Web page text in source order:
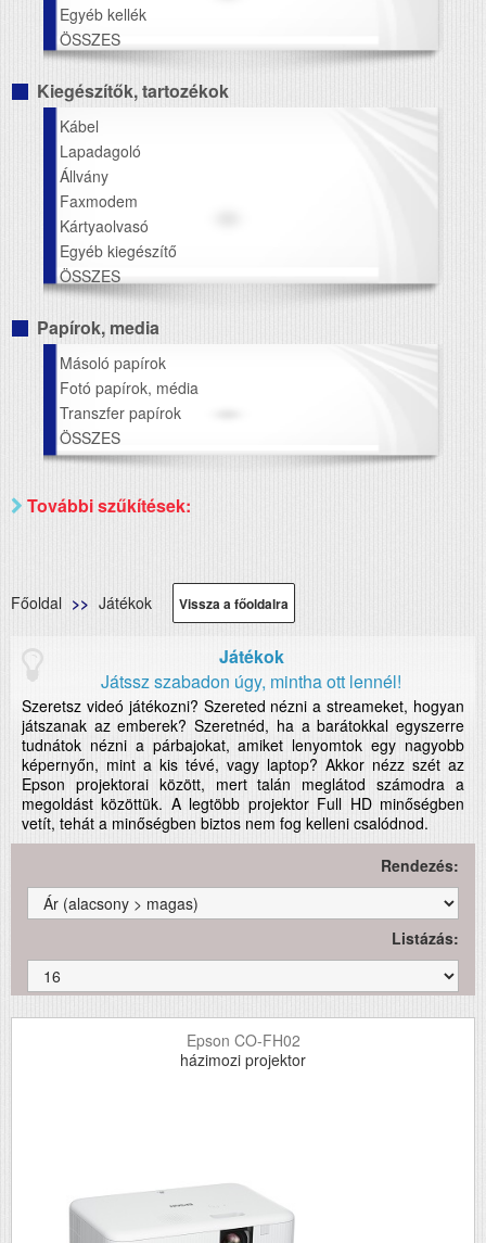
Egyéb kellék
ÖSSZES
Kiegészítők, tartozékok
Kábel
Lapadagoló
Állvány
Faxmodem
Kártyaolvasó
Egyéb kiegészítő
ÖSSZES
Papírok, media
Másoló papírok
Fotó papírok, média
Transzfer papírok
ÖSSZES
További szűkítések:
Főoldal Játékok Vissza a főoldalra
Játékok
Játssz szabadon úgy, mintha ott lennél!
Szeretsz videó játékozni? Szereted nézni a streameket, hogyan
játszanak az emberek? Szeretnéd, ha a barátokkal egyszerre
tudnátok nézni a párbajokat, amiket lenyomtok egy nagyobb
képernyőn, mint a kis tévé, vagy laptop? Akkor nézz szét az
Epson projektorai között, mert talán meglátod számodra a
megoldást közöttük. A legtöbb projektor Full HD minőségben
vetít, tehát a minőségben biztos nem fog kelleni csalódnod.
Rendezés:
Listázás:
Epson CO-FH02
házimozi projektor